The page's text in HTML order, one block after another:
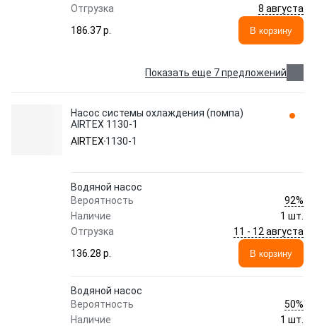
Отгрузка
8 августа
186.37 p.
В корзину
Показать еще 7 предложений
Насос системы охлаждения (помпа)
AIRTEX 1130-1
AIRTEX 1130-1
Водяной насос
Вероятность
92%
Наличие
1 шт.
Отгрузка
11 - 12 августа
136.28 p.
В корзину
Водяной насос
Вероятность
50%
Наличие
1 шт.